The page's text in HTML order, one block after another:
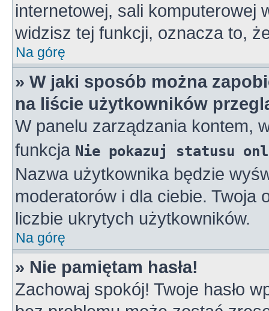
internetowej, sali komputerowej
widzisz tej funkcji, oznacza to,
Na górę
» W jaki sposób można
na liście użytkowników
W panelu zarządzania kontem,
funkcja Nie pokazuj statusu
Nazwa użytkownika będzie
moderatorów i dla ciebie. Twoja
liczbie ukrytych użytkowników.
Na górę
» Nie pamiętam hasła!
Zachowaj spokój! Twoje hasło